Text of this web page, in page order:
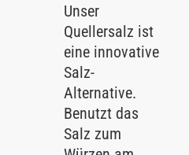
Unser
Quellersalz ist
eine innovative
Salz-
Alternative.
Benutzt das
Salz zum